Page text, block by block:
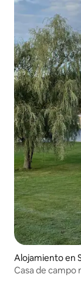
Alojamiento en
Casa de campo